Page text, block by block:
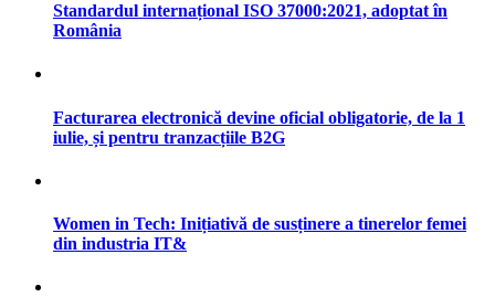
Standardul internațional ISO 37000:2021, adoptat în
România
Facturarea electronică devine oficial obligatorie, de la 1
iulie, și pentru tranzacțiile B2G
Women in Tech: Inițiativă de susținere a tinerelor femei
din industria IT&